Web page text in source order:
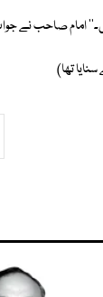
امام صاحب نے
تھا)